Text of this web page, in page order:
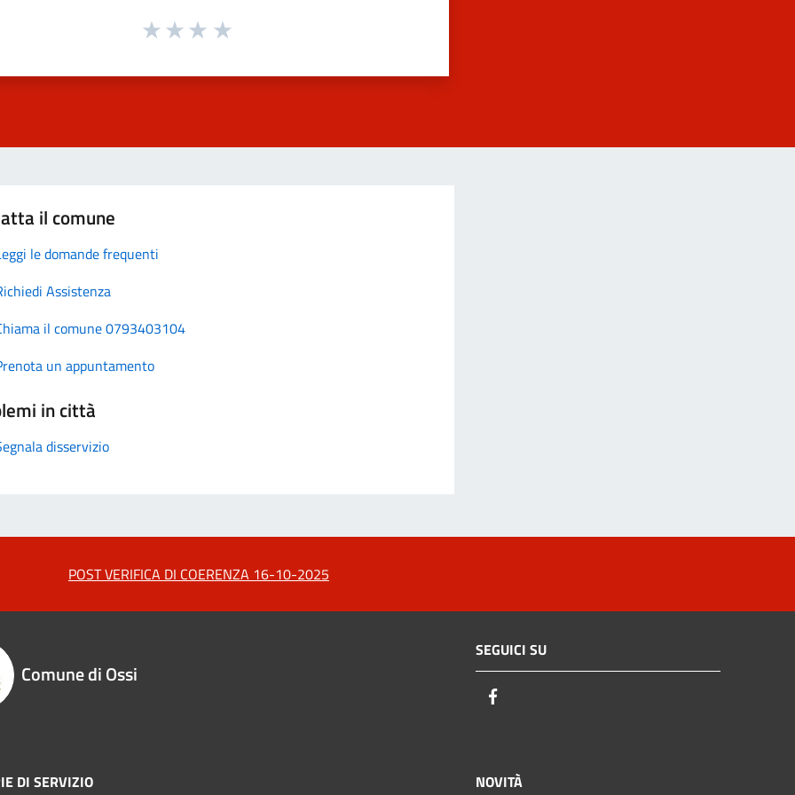
il comune
le domande frequenti
Assistenza
il comune 0793403104
un appuntamento
in città
disservizio
POST VERIFICA DI COERENZA 16-10-2025
Comune di Ossi
SEGUICI SU
DI SERVIZIO NOVITÀ